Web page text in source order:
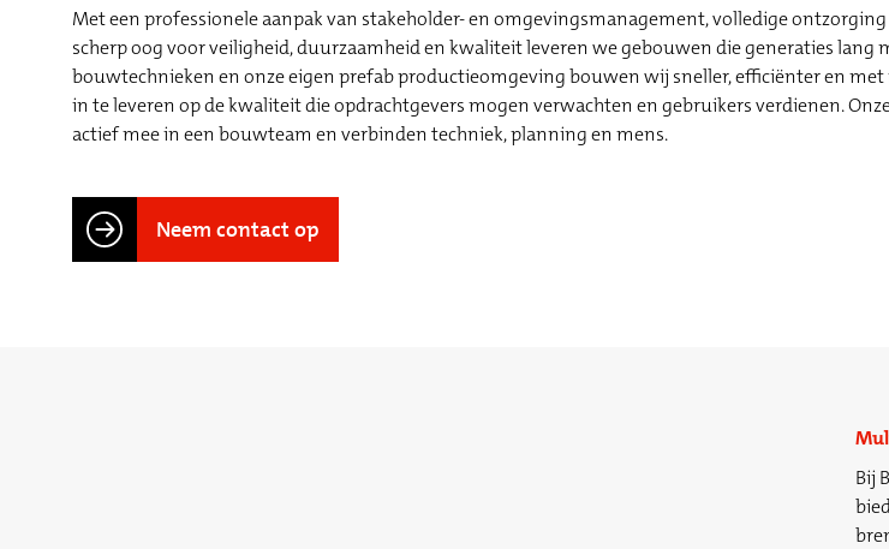
Met een professionele aanpak van stakeholder- en omgevingsmanagement, volledige
scherp oog voor veiligheid, duurzaamheid en kwaliteit leveren we gebouwen die generaties lang
bouwtechnieken en onze eigen prefab productieomgeving bouwen wij sneller, efficiënter en
in te leveren op de kwaliteit die opdrachtgevers mogen verwachten en gebruikers verdienen.
actief mee in een bouwteam en verbinden techniek, planning en mens.
Neem contact op
Bij